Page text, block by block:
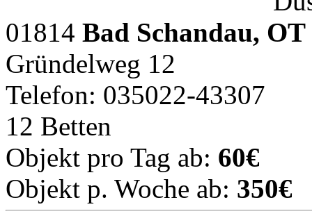
01814 Bad Schandau, OT
Gründelweg 12
Telefon: 035022-43307
12 Betten
Objekt pro Tag ab: 60€
Objekt p. Woche ab: 350€